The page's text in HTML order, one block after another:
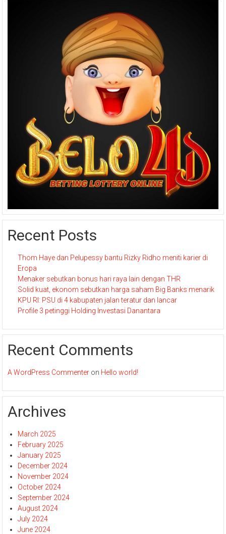
Recent Posts
Thom Haye dan Pelupessy bantu Rizky Ridho meniti karier di
Eropa
Menaker sebutkan bonus hari raya lain dengan THR
Solid kuat, ekonom sebutkan harga saham Big Banks menarik
KPU RI: PSU di 4 kabupaten jalan teratur dan lancar
Profile 3 petinggi Holding Investasi Danantara
Recent Comments
A WordPress Commenter on Hello world!
Archives
March 2025
February 2025
January 2025
December 2024
November 2024
October 2024
September 2024
August 2024
July 2024
June 2024